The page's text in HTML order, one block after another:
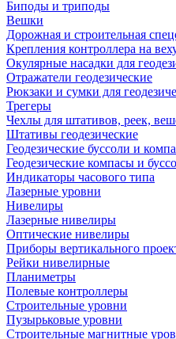
Биподы и триподы
Вешки
Дорожная и строительная
Крепления контроллера на
Окулярные насадки для
Отражатели геодезические
Рюкзаки и сумки для
Трегеры
Чехлы для штативов, реек,
Штативы геодезические
Геодезические буссоли и
Геодезические компасы и
Индикаторы часового типа
Лазерные уровни
Нивелиры
Лазерные нивелиры
Оптические нивелиры
Приборы вертикального
Рейки нивелирные
Планиметры
Полевые контроллеры
Строительные уровни
Пузырьковые уровни
Строительные магнитные